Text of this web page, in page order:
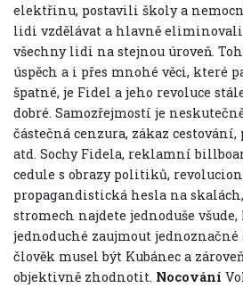
elektřinu, postavili školy a
lidi vzdělávat a hlavně
všechny lidi na stejnou úroveň.
úspěch a i přes mnohé věci, které
špatné, je Fidel a jeho revoluce
dobré. Samozřejmostí je
částečná cenzura, zákaz
atd. Sochy Fidela, reklamní
cedule s obrazy politiků,
propagandistická hesla na
stromech najdete jednoduše
jednoduché zaujmout jednoznačné
člověk musel být Kubánec a
objektivně zhodnotit. Nocování